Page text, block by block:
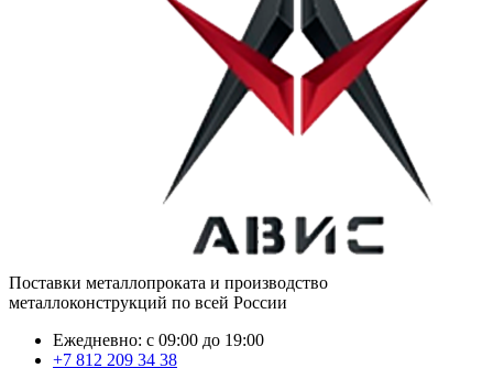
Поставки металлопроката и производство
металлоконструкций по всей России
Ежедневно: с 09:00 до 19:00
+7 812 209 34 38